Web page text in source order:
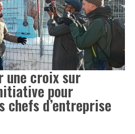
une croix sur
pour
chefs d’entreprise